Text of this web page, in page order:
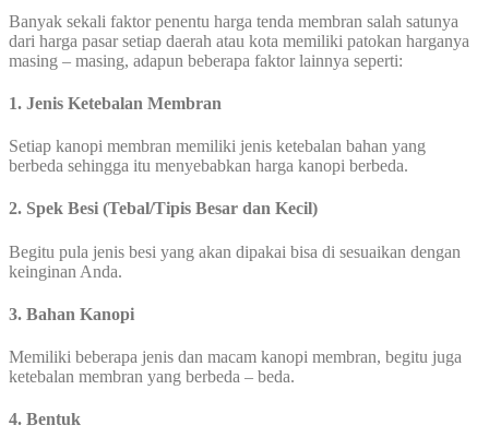
Banyak sekali faktor penentu harga tenda membran salah satunya
dari harga pasar setiap daerah atau kota memiliki patokan harganya
masing – masing, adapun beberapa faktor lainnya seperti:
1. Jenis Ketebalan Membran
Setiap kanopi membran memiliki jenis ketebalan bahan yang
berbeda sehingga itu menyebabkan harga kanopi berbeda.
2. Spek Besi (Tebal/Tipis Besar dan Kecil)
Begitu pula jenis besi yang akan dipakai bisa di sesuaikan dengan
keinginan Anda.
3. Bahan Kanopi
Memiliki beberapa jenis dan macam kanopi membran, begitu juga
ketebalan membran yang berbeda – beda.
4. Bentuk